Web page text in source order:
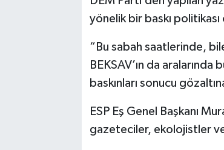
yönelik bir baskı
“Bu sabah saatlerinde,
BEKSAV’ın da
baskınları sonucu
ESP Eş Genel Başkanı
gazeteciler, ekolojistler ve